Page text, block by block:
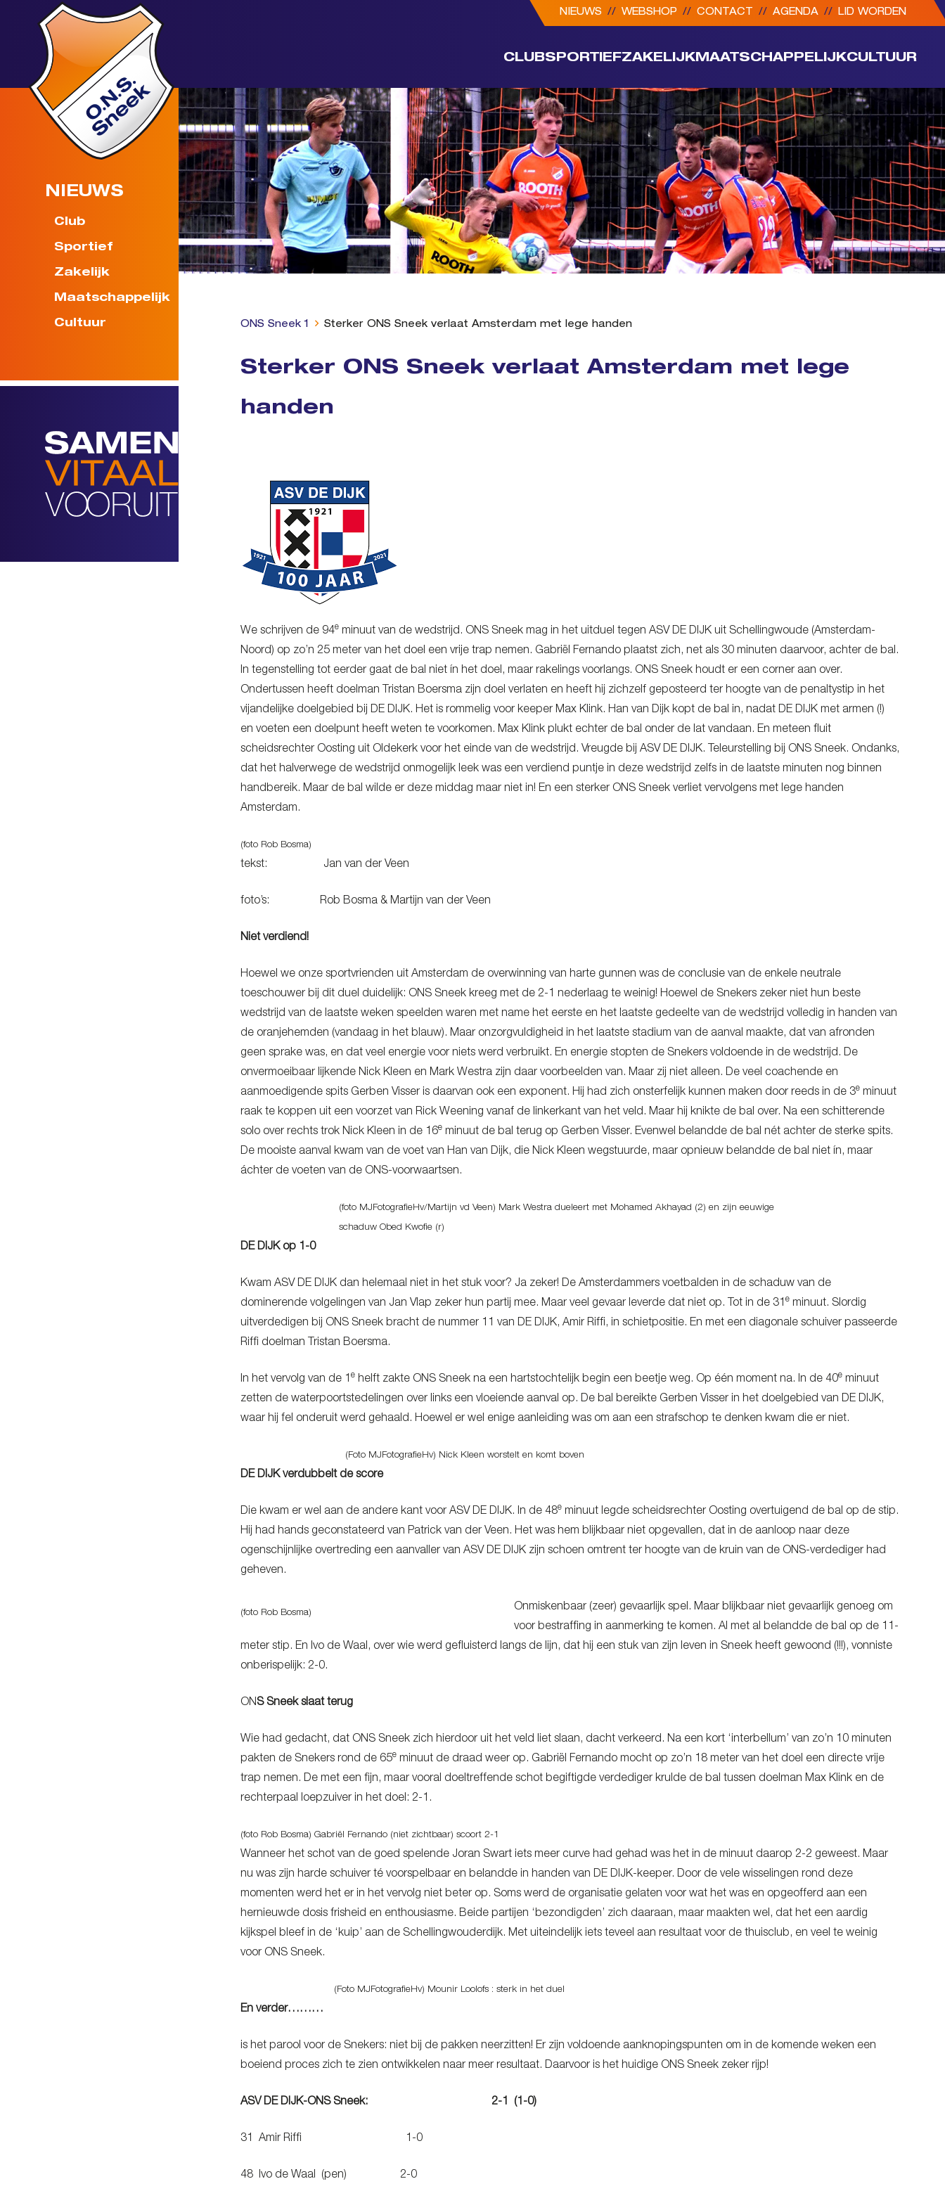
NIEUWS // WEBSHOP // CONTACT // AGENDA // LID WORDEN
CLUBSPORTIEFZAKELIJK MAATSCHAPPELIJKCULTUUR
NIEUWS
Club
Sportief
Zakelijk
Maatschappelijk
Cultuur ONS Sneek 1 Sterker ONS Sneek verlaat Amsterdam met lege handen
Sterker ONS Sneek verlaat Amsterdam met lege
handen
We schrijven de 94e minuut van de wedstrijd. ONS Sneek mag in het uitduel tegen ASV DE DIJK uit Schellingwoude (Amsterdam-
Noord) op zo’n 25 meter van het doel een vrije trap nemen. Gabriël Fernando plaatst zich, net als 30 minuten daarvoor, achter de bal.
In tegenstelling tot eerder gaat de bal niet ín het doel, maar rakelings voorlangs. ONS Sneek houdt er een corner aan over.
Ondertussen heeft doelman Tristan Boersma zijn doel verlaten en heeft hij zichzelf geposteerd ter hoogte van de penaltystip in het
vijandelijke doelgebied bij DE DIJK. Het is rommelig voor keeper Max Klink. Han van Dijk kopt de bal in, nadat DE DIJK met armen (!)
en voeten een doelpunt heeft weten te voorkomen. Max Klink plukt echter de bal onder de lat vandaan. En meteen fluit
scheidsrechter Oosting uit Oldekerk voor het einde van de wedstrijd. Vreugde bij ASV DE DIJK. Teleurstelling bij ONS Sneek. Ondanks,
dat het halverwege de wedstrijd onmogelijk leek was een verdiend puntje in deze wedstrijd zelfs in de laatste minuten nog binnen
handbereik. Maar de bal wilde er deze middag maar niet in! En een sterker ONS Sneek verliet vervolgens met lege handen
Amsterdam.
(foto Rob Bosma)
tekst: Jan van der Veen
foto’s: Rob Bosma & Martijn van der Veen
Niet verdiend!
Hoewel we onze sportvrienden uit Amsterdam de overwinning van harte gunnen was de conclusie van de enkele neutrale
toeschouwer bij dit duel duidelijk: ONS Sneek kreeg met de 2-1 nederlaag te weinig! Hoewel de Snekers zeker niet hun beste
wedstrijd van de laatste weken speelden waren met name het eerste en het laatste gedeelte van de wedstrijd volledig in handen van
de oranjehemden (vandaag in het blauw). Maar onzorgvuldigheid in het laatste stadium van de aanval maakte, dat van afronden
geen sprake was, en dat veel energie voor niets werd verbruikt. En energie stopten de Snekers voldoende in de wedstrijd. De
onvermoeibaar lijkende Nick Kleen en Mark Westra zijn daar voorbeelden van. Maar zij niet alleen. De veel coachende en
aanmoedigende spits Gerben Visser is daarvan ook een exponent. Hij had zich onsterfelijk kunnen maken door reeds in de 3e minuut
raak te koppen uit een voorzet van Rick Weening vanaf de linkerkant van het veld. Maar hij knikte de bal over. Na een schitterende
solo over rechts trok Nick Kleen in de 16e minuut de bal terug op Gerben Visser. Evenwel belandde de bal nét achter de sterke spits.
De mooiste aanval kwam van de voet van Han van Dijk, die Nick Kleen wegstuurde, maar opnieuw belandde de bal niet ín, maar
áchter de voeten van de ONS-voorwaartsen.
(foto MJFotografieHv/Martijn vd Veen) Mark Westra dueleert met Mohamed Akhayad (2) en zijn eeuwige
schaduw Obed Kwofie (r)
DE DIJK op 1-0
Kwam ASV DE DIJK dan helemaal niet in het stuk voor? Ja zeker! De Amsterdammers voetbalden in de schaduw van de
dominerende volgelingen van Jan Vlap zeker hun partij mee. Maar veel gevaar leverde dat niet op. Tot in de 31e minuut. Slordig
uitverdedigen bij ONS Sneek bracht de nummer 11 van DE DIJK, Amir Riffi, in schietpositie. En met een diagonale schuiver passeerde
Riffi doelman Tristan Boersma.
In het vervolg van de 1e helft zakte ONS Sneek na een hartstochtelijk begin een beetje weg. Op één moment na. In de 40e minuut
zetten de waterpoortstedelingen over links een vloeiende aanval op. De bal bereikte Gerben Visser in het doelgebied van DE DIJK,
waar hij fel onderuit werd gehaald. Hoewel er wel enige aanleiding was om aan een strafschop te denken kwam die er niet.
(Foto MJFotografieHv) Nick Kleen worstelt en komt boven
DE DIJK verdubbelt de score
Die kwam er wel aan de andere kant voor ASV DE DIJK. In de 48e minuut legde scheidsrechter Oosting overtuigend de bal op de stip.
Hij had hands geconstateerd van Patrick van der Veen. Het was hem blijkbaar niet opgevallen, dat in de aanloop naar deze
ogenschijnlijke overtreding een aanvaller van ASV DE DIJK zijn schoen omtrent ter hoogte van de kruin van de ONS-verdediger had
geheven.
(foto Rob Bosma)
Onmiskenbaar (zeer) gevaarlijk spel. Maar blijkbaar niet gevaarlijk genoeg om
voor bestraffing in aanmerking te komen. Al met al belandde de bal op de 11-
meter stip. En Ivo de Waal, over wie werd gefluisterd langs de lijn, dat hij een stuk van zijn leven in Sneek heeft gewoond (!!!), vonniste
onberispelijk: 2-0.
ONS Sneek slaat terug
Wie had gedacht, dat ONS Sneek zich hierdoor uit het veld liet slaan, dacht verkeerd. Na een kort ‘interbellum’ van zo’n 10 minuten
pakten de Snekers rond de 65e minuut de draad weer op. Gabriël Fernando mocht op zo’n 18 meter van het doel een directe vrije
trap nemen. De met een fijn, maar vooral doeltreffende schot begiftigde verdediger krulde de bal tussen doelman Max Klink en de
rechterpaal loepzuiver in het doel: 2-1.
(foto Rob Bosma) Gabriël Fernando (niet zichtbaar) scoort 2-1
Wanneer het schot van de goed spelende Joran Swart iets meer curve had gehad was het in de minuut daarop 2-2 geweest. Maar
nu was zijn harde schuiver té voorspelbaar en belandde in handen van DE DIJK-keeper. Door de vele wisselingen rond deze
momenten werd het er in het vervolg niet beter op. Soms werd de organisatie gelaten voor wat het was en opgeofferd aan een
hernieuwde dosis frisheid en enthousiasme. Beide partijen ‘bezondigden’ zich daaraan, maar maakten wel, dat het een aardig
kijkspel bleef in de ‘kuip’ aan de Schellingwouderdijk. Met uiteindelijk iets teveel aan resultaat voor de thuisclub, en veel te weinig
voor ONS Sneek.
(Foto MJFotografieHv) Mounir Loolofs : sterk in het duel
En verder………
is het parool voor de Snekers: niet bij de pakken neerzitten! Er zijn voldoende aanknopingspunten om in de komende weken een
boeiend proces zich te zien ontwikkelen naar meer resultaat. Daarvoor is het huidige ONS Sneek zeker rijp!
ASV DE DIJK-ONS Sneek: 2-1 (1-0)
31 Amir Riffi 1-0
48 Ivo de Waal (pen) 2-0